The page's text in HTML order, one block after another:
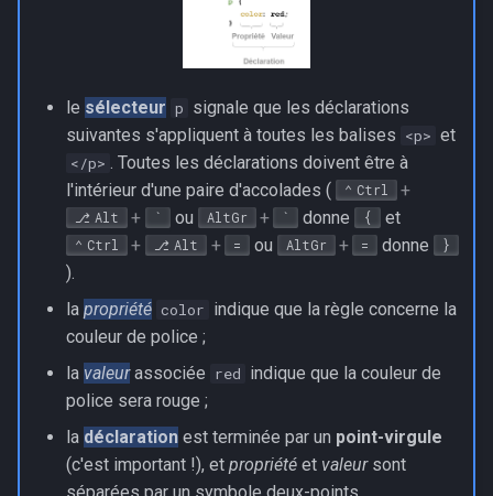
le sélecteur p signale que les déclarations
suivantes s'appliquent à toutes les balises <p> et
</p> . Toutes les déclarations doivent être à
l'intérieur d'une paire d'accolades (
Ctrl +
Alt + ` ou AltGr + ` donne { et
Ctrl + Alt + = ou AltGr + = donne }
).
la propriété color indique que la règle concerne la
couleur de police ;
la valeurassociée red indique que la couleur de
police sera rouge ;
la déclarationest terminée par un point-virgule
(c'est important !), et propriétéet valeursont